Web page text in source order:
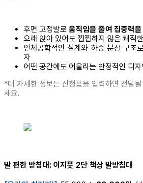
후면 고정발로 움직임을 줄여 집중력
오래 앉아 있어도 찝찝하지 않은 쾌적
인체공학적인 설계와 하중 분산 구조
자
어떤 공간에도 어울리는 안정적인 디자
*더 자세한 정보는 신청폼을 입력하면 전달
세요.
발 편한 받침대: 이지풋 2단 책상 발받침대